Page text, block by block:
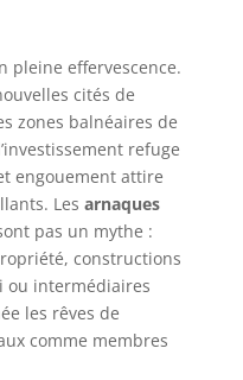
pleine effervescence.
cités de
zones balnéaires de
refuge
engouement attire
Les arnaques
pas un mythe :
constructions
ou intermédiaires
les rêves de
comme membres